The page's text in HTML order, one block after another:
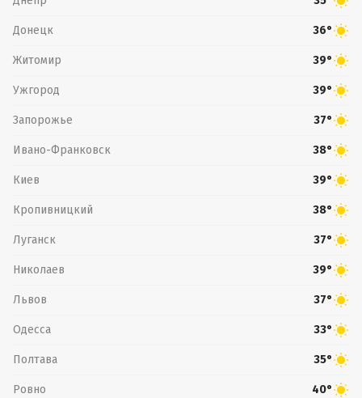
Донецк 36°
Житомир 39°
Ужгород 39°
Запорожье 37°
Ивано-Франковск 38°
Киев 39°
Кропивницкий 38°
Луганск 37°
Николаев 39°
Львов 37°
Одесса 33°
Полтава 35°
Ровно 40°